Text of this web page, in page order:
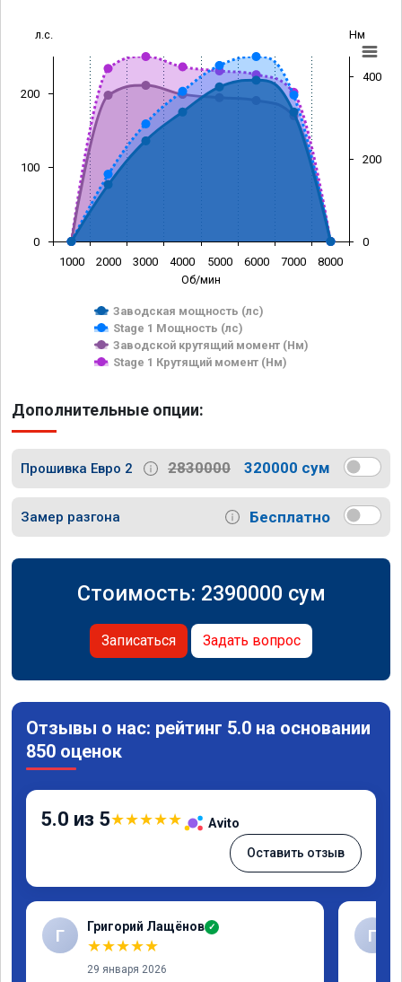
Об/мин
л.с. Нм
Заводская мощность (лс)
Stage 1 Мощность (лс)
Заводской крутящий момент (Нм)
Stage 1 Крутящий момент (Нм)
1000 2000 3000 4000 5000 6000 7000 8000
0
100
200
0
200
400
Дополнительные опции:
Прошивка Евро 2 2830000 320000 сум
Замер разгона Бесплатно
Стоимость: 2390000 сум
Записаться Задать вопрос
Отзывы о нас: рейтинг 5.0 на основании
850 оценок
5.0 из 5★★★★★ Avito
Оставить отзыв
Г Григорий Лащёнов ✓
★★★★★
29 января 2026
Г